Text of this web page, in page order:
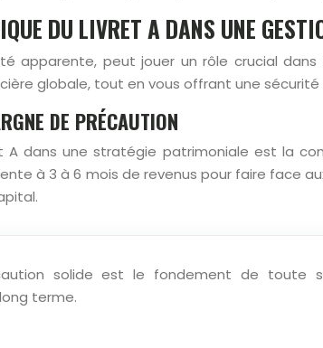
DU LIVRET A DANS UNE
apparente, peut jouer un rôle crucial
globale, tout en vous offrant une
DE PRÉCAUTION
A dans une stratégie patrimoniale est la
à 3 à 6 mois de revenus pour faire face
solide est le fondement de toute
terme.